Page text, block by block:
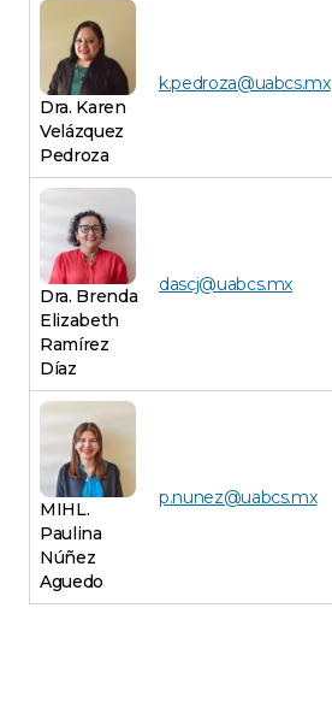
Dra. Karen
Velázquez
Pedroza
k.pedroza@uabcs.mx
Dra. Brenda
Elizabeth
Ramírez
Díaz
dascj@uabcs.mx
MIHL.
Paulina
Núñez
Aguedo
p.nunez@uabcs.mx